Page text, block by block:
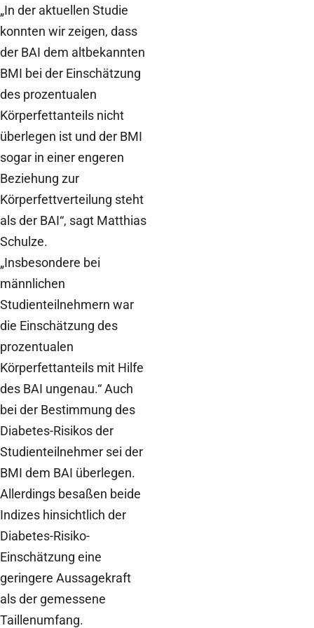
„In der aktuellen Studie
konnten wir zeigen, dass
der BAI dem altbekannten
BMI bei der Einschätzung
des prozentualen
Körperfettanteils nicht
überlegen ist und der BMI
sogar in einer engeren
Beziehung zur
Körperfettverteilung steht
als der BAI“, sagt Matthias
Schulze.
„Insbesondere bei
männlichen
Studienteilnehmern war
die Einschätzung des
prozentualen
Körperfettanteils mit Hilfe
des BAI ungenau.“ Auch
bei der Bestimmung des
Diabetes-Risikos der
Studienteilnehmer sei der
BMI dem BAI überlegen.
Allerdings besaßen beide
Indizes hinsichtlich der
Diabetes-Risiko-
Einschätzung eine
geringere Aussagekraft
als der gemessene
Taillenumfang.